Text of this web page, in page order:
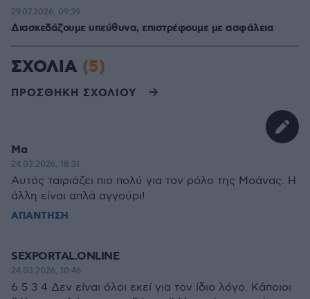
Διασκεδάζουμε υπεύθυνα, επιστρέφουμε με ασφάλεια
29.07.2026, 09:39
ΣΧΟΛΙΑ (5)
ΠΡΟΣΘΗΚΗ ΣΧΟΛΙΟΥ
Μα
24.03.2026, 18:31
Αυτός ταιριάζει πιο πολύ για τον ρόλο της Μοάνας. Η
άλλη είναι απλά αγγούρι!
ΑΠΑΝΤΗΣΗ
SEXPORTAL.ONLINE
24.03.2026, 10:46
6 5 3 4 Δεν είναι όλοι εκεί για τον ίδιο λόγο. Κάποιοι